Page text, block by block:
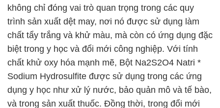
không chỉ đóng vai trò quan trọng trong các quy
trình sản xuất dệt may, nơi nó được sử dụng làm
chất tẩy trắng và khử màu, mà còn có ứng dụng đặc
biệt trong y học và đổi mới công nghiệp. Với tính
chất khử oxy hóa mạnh mẽ, Bột Na2S2O4 Natri *
Sodium Hydrosulfite được sử dụng trong các ứng
dụng y học như xử lý nước, bảo quản mô và tế bào,
và trong sản xuất thuốc. Đồng thời, trong đổi mới